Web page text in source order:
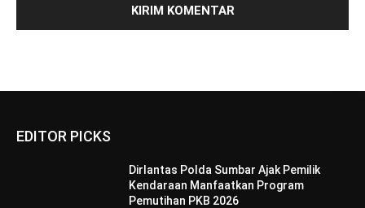
EDITOR PICKS
Dirlantas Polda Sumbar Ajak Pemilik
Kendaraan Manfaatkan Program
Pemutihan PKB 2026